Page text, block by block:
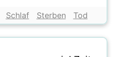
Schlaf Sterben Tod